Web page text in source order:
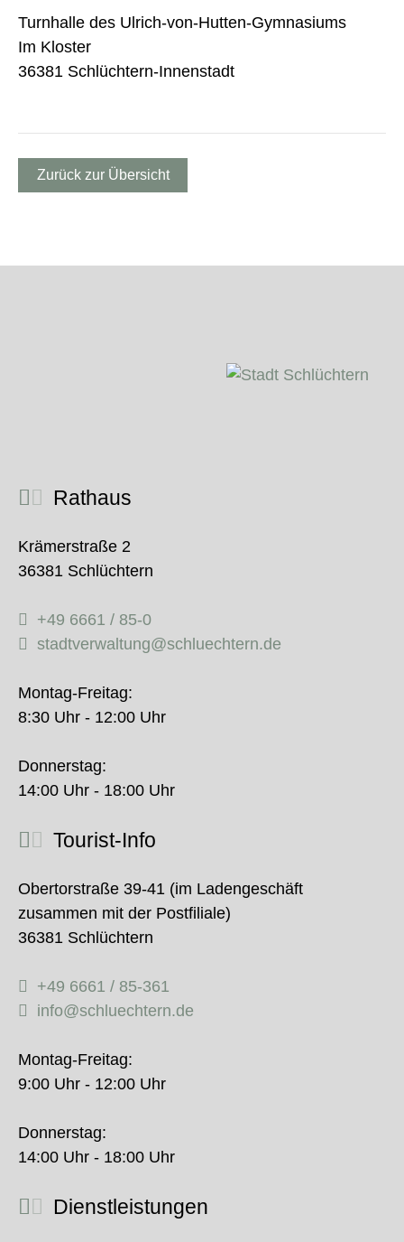
Turnhalle des Ulrich-von-Hutten-Gymnasiums
Im Kloster
36381 Schlüchtern-Innenstadt
Zurück zur Übersicht
Rathaus
Krämerstraße 2
36381 Schlüchtern
+49 6661 / 85-0
stadtverwaltung@schluechtern.de
Montag-Freitag:
8:30 Uhr - 12:00 Uhr
Donnerstag:
14:00 Uhr - 18:00 Uhr
Tourist-Info
Obertorstraße 39-41 (im Ladengeschäft
zusammen mit der Postfiliale)
36381 Schlüchtern
+49 6661 / 85-361
info@schluechtern.de
Montag-Freitag:
9:00 Uhr - 12:00 Uhr
Donnerstag:
14:00 Uhr - 18:00 Uhr
Dienstleistungen